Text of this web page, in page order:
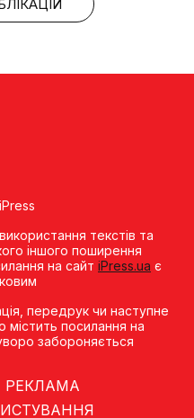
текстів та
іншого поширення
на сайт iPress.ua є
передрук чи наступне
посилання на
забороняється
РЕКЛАМА